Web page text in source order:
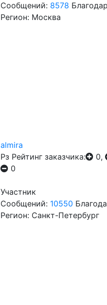
Сообщений: 8578
Регион: Москва
almira
Рз Рейтинг заказчика: 0,
0
Участник
Сообщений: 10550
Регион: Санкт-Петербург